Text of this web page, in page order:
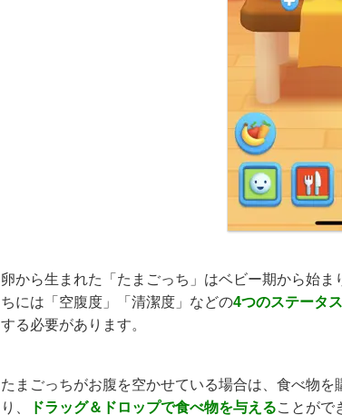
卵から生まれた「たまごっち」はベビー期から始
ちには「空腹度」「清潔度」などの4つのステータス
する必要があります。
たまごっちがお腹を空かせている場合は、食べ物
り、
ドラッグ＆ドロップで食べ物を与えることがで